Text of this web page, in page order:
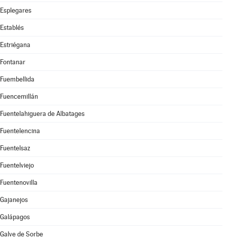
Esplegares
Establés
Estriégana
Fontanar
Fuembellida
Fuencemillán
Fuentelahiguera de Albatages
Fuentelencina
Fuentelsaz
Fuentelviejo
Fuentenovilla
Gajanejos
Galápagos
Galve de Sorbe